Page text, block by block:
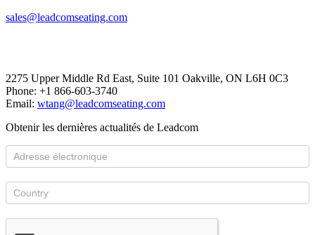
sales@leadcomseating.com
2275 Upper Middle Rd East, Suite 101 Oakville, ON L6H 0C3
Phone: +1 866-603-3740
Email: wtang@leadcomseating.com
Obtenir les dernières actualités de Leadcom